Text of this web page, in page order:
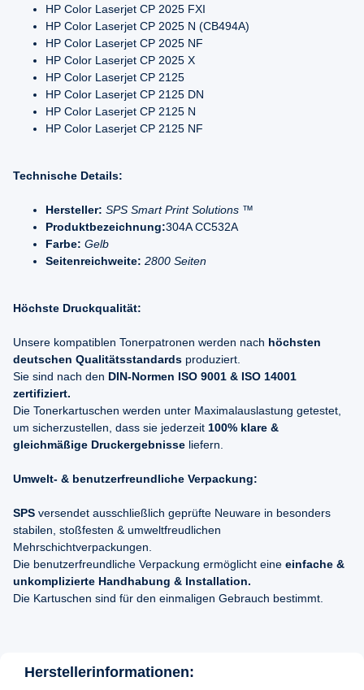
HP Color Laserjet CP 2025 FXI
HP Color Laserjet CP 2025 N (CB494A)
HP Color Laserjet CP 2025 NF
HP Color Laserjet CP 2025 X
HP Color Laserjet CP 2125
HP Color Laserjet CP 2125 DN
HP Color Laserjet CP 2125 N
HP Color Laserjet CP 2125 NF
Technische Details:
Hersteller: SPS Smart Print Solutions ™
Produktbezeichnung:304A CC532A
Farbe: Gelb
Seitenreichweite: 2800 Seiten
Höchste Druckqualität:
Unsere kompatiblen Tonerpatronen werden nach höchsten
deutschen Qualitätsstandards produziert.
Sie sind nach den DIN-Normen ISO 9001 & ISO 14001
zertifiziert.
Die Tonerkartuschen werden unter Maximalauslastung getestet,
um sicherzustellen, dass sie jederzeit 100% klare &
gleichmäßige Druckergebnisse liefern.
Umwelt- & benutzerfreundliche Verpackung:
SPS versendet ausschließlich geprüfte Neuware in besonders
stabilen, stoßfesten & umweltfreudlichen
Mehrschichtverpackungen.
Die benutzerfreundliche Verpackung ermöglicht eine einfache &
unkomplizierte Handhabung & Installation.
Die Kartuschen sind für den einmaligen Gebrauch bestimmt.
Herstellerinformationen: